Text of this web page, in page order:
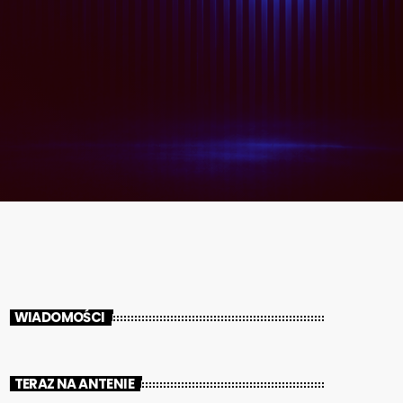
WIADOMOŚCI
TERAZ NA ANTENIE